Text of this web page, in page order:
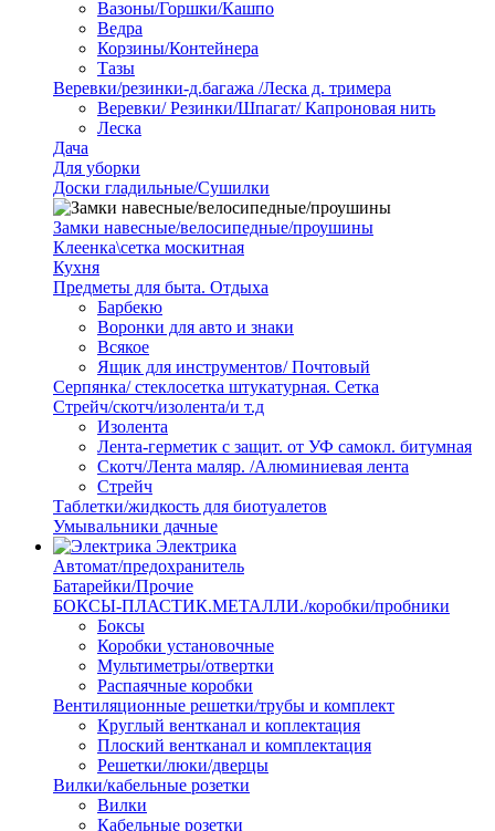
Вазоны/Горшки/Кашпо
Ведра
Корзины/Контейнера
Тазы
Веревки/резинки-д.багажа /Леска д. тримера
Веревки/ Резинки/Шпагат/ Капроновая нить
Леска
Дача
Для уборки
Доски гладильные/Сушилки
Замки навесные/велосипедные/проушины
Клеенка\сетка москитная
Кухня
Предметы для быта. Отдыха
Барбекю
Воронки для авто и знаки
Всякое
Ящик для инструментов/ Почтовый
Серпянка/ стеклосетка штукатурная. Сетка
Стрейч/скотч/изолента/и т.д
Изолента
Лента-герметик с защит. от УФ самокл. битумная
Скотч/Лента маляр. /Алюминиевая лента
Стрейч
Таблетки/жидкость для биотуалетов
Умывальники дачные
Электрика
Автомат/предохранитель
Батарейки/Прочие
БОКСЫ-ПЛАСТИК.МЕТАЛЛИ./коробки/пробники
Боксы
Коробки установочные
Мультиметры/отвертки
Распаячные коробки
Вентиляционные решетки/трубы и комплект
Круглый вентканал и коплектация
Плоский вентканал и комплектация
Решетки/люки/дверцы
Вилки/кабельные розетки
Вилки
Кабельные розетки